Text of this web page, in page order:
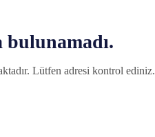
bulunamadı.
Lütfen adresi kontrol ediniz.